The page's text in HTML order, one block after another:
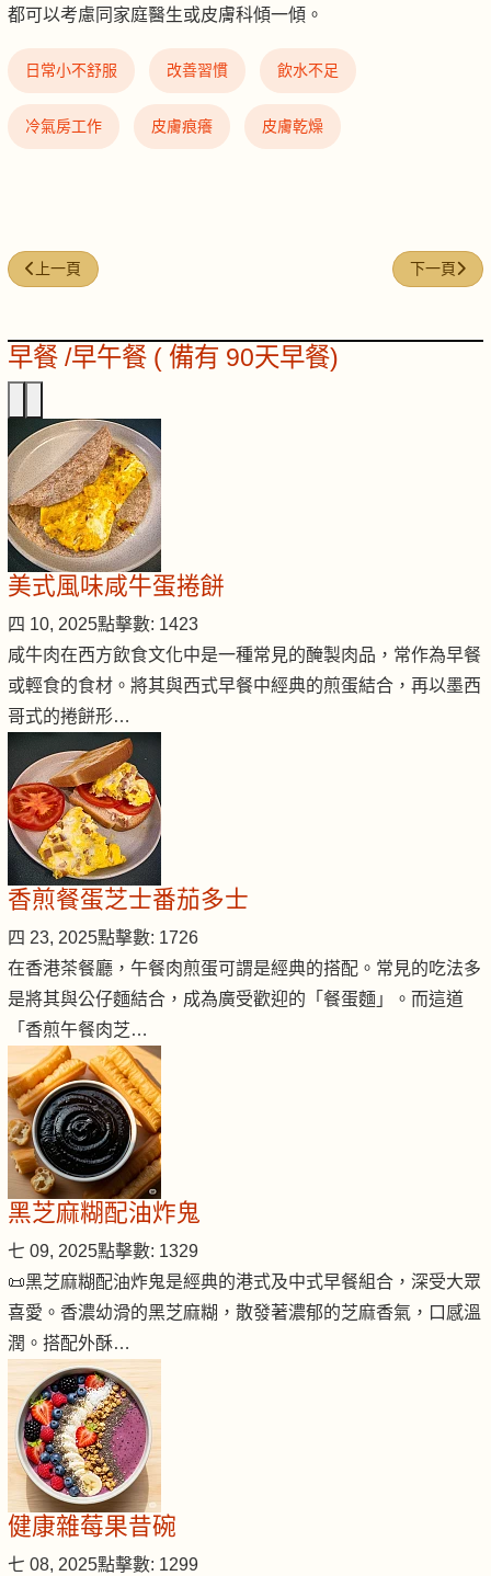
都可以考慮同家庭醫生或皮膚科傾一傾。
日常小不舒服 改善習慣 飲水不足
冷氣房工作 皮膚痕癢 皮膚乾燥
上一篇文章: NFW-16｜成日周身骨痛／疲勞酸軟
上一頁 下一篇文章
下一頁
早餐 /早午餐 ( 備有 90天早餐)
美式風味咸牛蛋捲餅
四 10, 2025點擊數: 1423
咸牛肉在西方飲食文化中是一種常見的醃製肉品，常作為早餐
或輕食的食材。將其與西式早餐中經典的煎蛋結合，再以墨西
哥式的捲餅形…
香煎餐蛋芝士番茄多士
四 23, 2025點擊數: 1726
在香港茶餐廳，午餐肉煎蛋可謂是經典的搭配。常見的吃法多
是將其與公仔麵結合，成為廣受歡迎的「餐蛋麵」。而這道
「香煎午餐肉芝…
黑芝麻糊配油炸鬼
七 09, 2025點擊數: 1329
📜黑芝麻糊配油炸鬼是經典的港式及中式早餐組合，深受大眾
喜愛。香濃幼滑的黑芝麻糊，散發著濃郁的芝麻香氣，口感溫
潤。搭配外酥…
健康雜莓果昔碗
七 08, 2025點擊數: 1299